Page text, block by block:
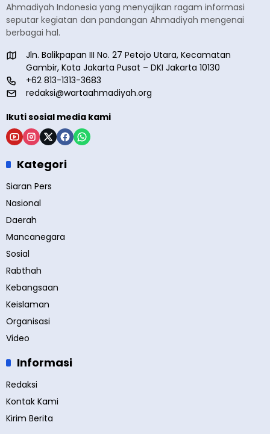
Ahmadiyah Indonesia yang menyajikan ragam informasi
seputar kegiatan dan pandangan Ahmadiyah mengenai
berbagai hal.
Jln. Balikpapan III No. 27 Petojo Utara, Kecamatan
Gambir, Kota Jakarta Pusat – DKI Jakarta 10130
+62 813-1313-3683
redaksi@wartaahmadiyah.org
Ikuti sosial media kami
Kategori
Siaran Pers
Nasional
Daerah
Mancanegara
Sosial
Rabthah
Kebangsaan
Keislaman
Organisasi
Video
Informasi
Redaksi
Kontak Kami
Kirim Berita